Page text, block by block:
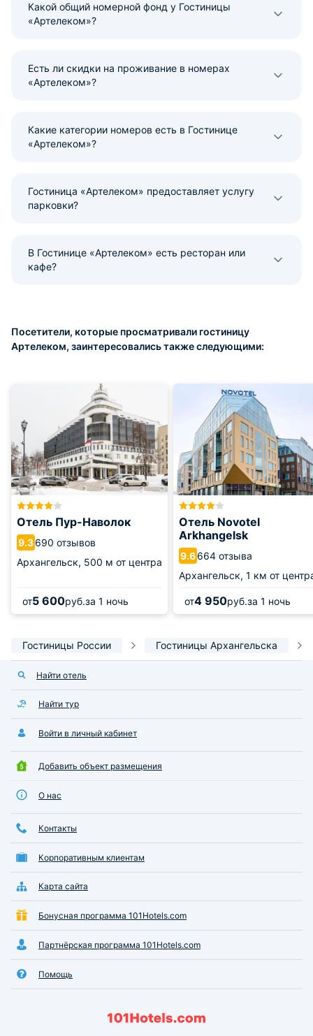
Какой общий номерной фонд у Гостиницы
«Артелеком»?
Есть ли скидки на проживание в номерах
«Артелеком»?
Какие категории номеров есть в Гостинице
«Артелеком»?
Гостиница «Артелеком» предоставляет услугу
парковки?
В Гостинице «Артелеком» есть ресторан или
кафе?
Посетители, которые просматривали гостиницу
Артелеком, заинтересовались также следующими:
Отель Пур-Наволок
9.3690 отзывов
Архангельск, 500 м от центра
от5 600руб.за 1 ночь
Отель Novotel
Arkhangelsk
9.6664 отзыва
Архангельск, 1 км от
от4 950руб.за 1 ночь
Гостиницы России Гостиницы Архангельска
Найти отель
Найти тур
Войти в личный кабинет
Добавить объект размещения
О нас
Контакты
Корпоративным клиентам
Карта сайта
Бонусная программа 101Hotels.com
Партнёрская программа 101Hotels.com
Помощь